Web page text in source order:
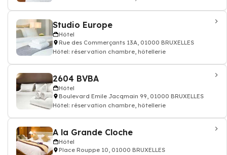
Studio Europe
Hôtel
Rue des Commerçants 13A, 01000 BRUXELLES
Hôtel: réservation chambre, hôtellerie
2604 BVBA
Hôtel
Boulevard Emile Jacqmain 99, 01000 BRUXELLES
Hôtel: réservation chambre, hôtellerie
A la Grande Cloche
Hôtel
Place Rouppe 10, 01000 BRUXELLES